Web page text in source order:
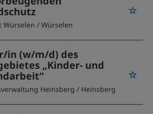
Würselen / Würselen
in (w/m/d) des
„Kinder- und
Heinsberg / Heinsberg